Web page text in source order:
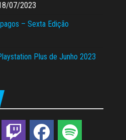
07/2023
– Sexta Edição
Plus de Junho 2023